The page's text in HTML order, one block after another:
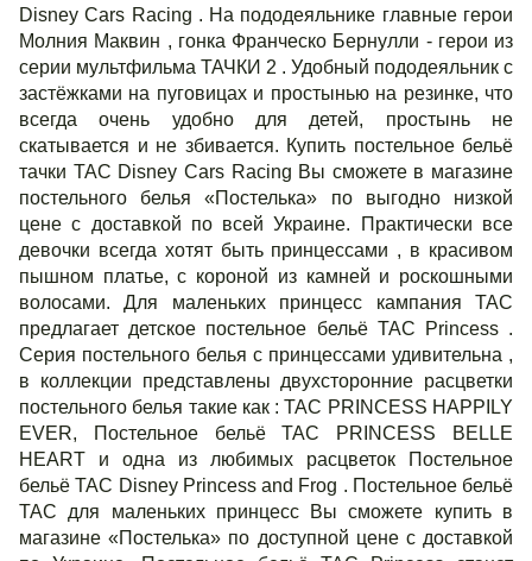
Disney Cars Racing . На пододеяльнике главные герои
Молния Маквин , гонка Франческо Бернулли - герои из
серии мультфильма ТАЧКИ 2 . Удобный пододеяльник с
застёжками на пуговицах и простынью на резинке, что
всегда очень удобно для детей, простынь не
скатывается и не збивается. Купить постельное бельё
тачки ТАС Disney Cars Racing Вы сможете в магазине
постельного белья «Постелька» по выгодно низкой
цене с доставкой по всей Украине. Практически все
девочки всегда хотят быть принцессами , в красивом
пышном платье, с короной из камней и роскошными
волосами. Для маленьких принцесс кампания ТАС
предлагает детское постельное бельё ТАС Princess .
Серия постельного белья с принцессами удивительна ,
в коллекции представлены двухсторонние расцветки
постельного белья такие как : TAC PRINCESS HAPPILY
EVER, Постельное бельё TAC PRINCESS BELLE
HEART и одна из любимых расцветок Постельное
бельё TAC Disney Princess and Frog . Постельное бельё
ТАС для маленьких принцесс Вы сможете купить в
магазине «Постелька» по доступной цене с доставкой